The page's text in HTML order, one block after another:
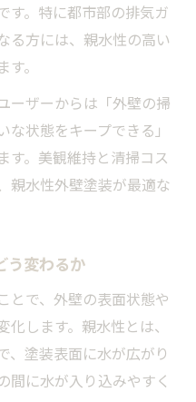
す。特に都市部の排気ガ
る方には、親水性の高い
。
ーザーからは「外壁の掃
状態をキープできる」
す。美観維持と清掃コス
親水性外壁塗装が最適な
う変わるか
とで、外壁の表面状態や
します。親水性とは、
、塗装表面に水が広がり
間に水が入り込みやすく